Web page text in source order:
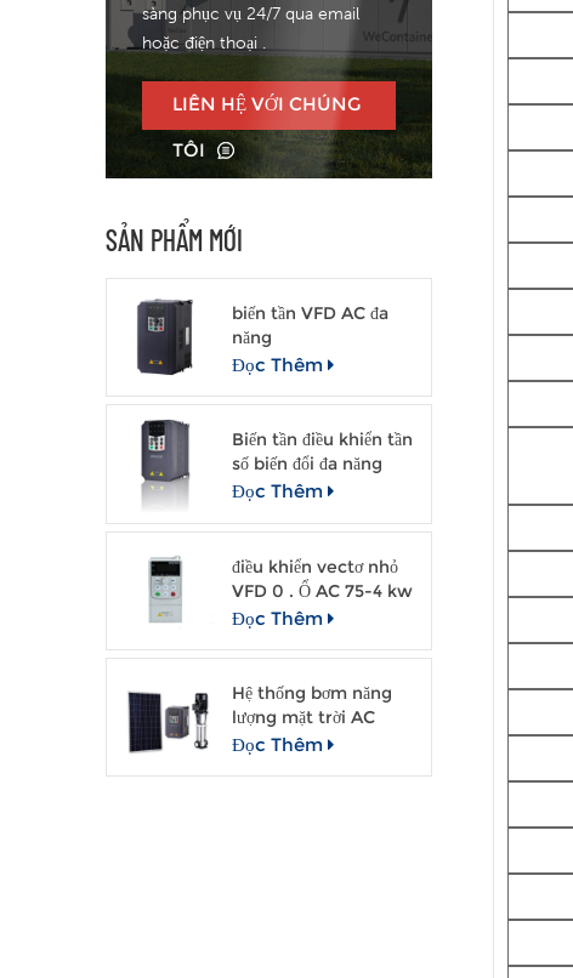
sàng phục vụ 24/7 qua email
hoặc điện thoại .
LIÊN HỆ VỚI CHÚNG
TÔI
SẢN PHẨM MỚI
biến tần VFD AC đa
năng
Đọc Thêm
Biến tần điều khiển tần
số biến đổi đa năng
dạng vòng hở (VFD)
Đọc Thêm
điều khiển vectơ nhỏ
VFD 0 . Ổ AC 75-4 kw
Đọc Thêm
Hệ thống bơm năng
lượng mặt trời AC
dùng cho tưới tiêu
Đọc Thêm